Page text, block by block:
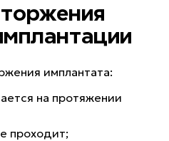
имплантата:
на протяжении
проходит;